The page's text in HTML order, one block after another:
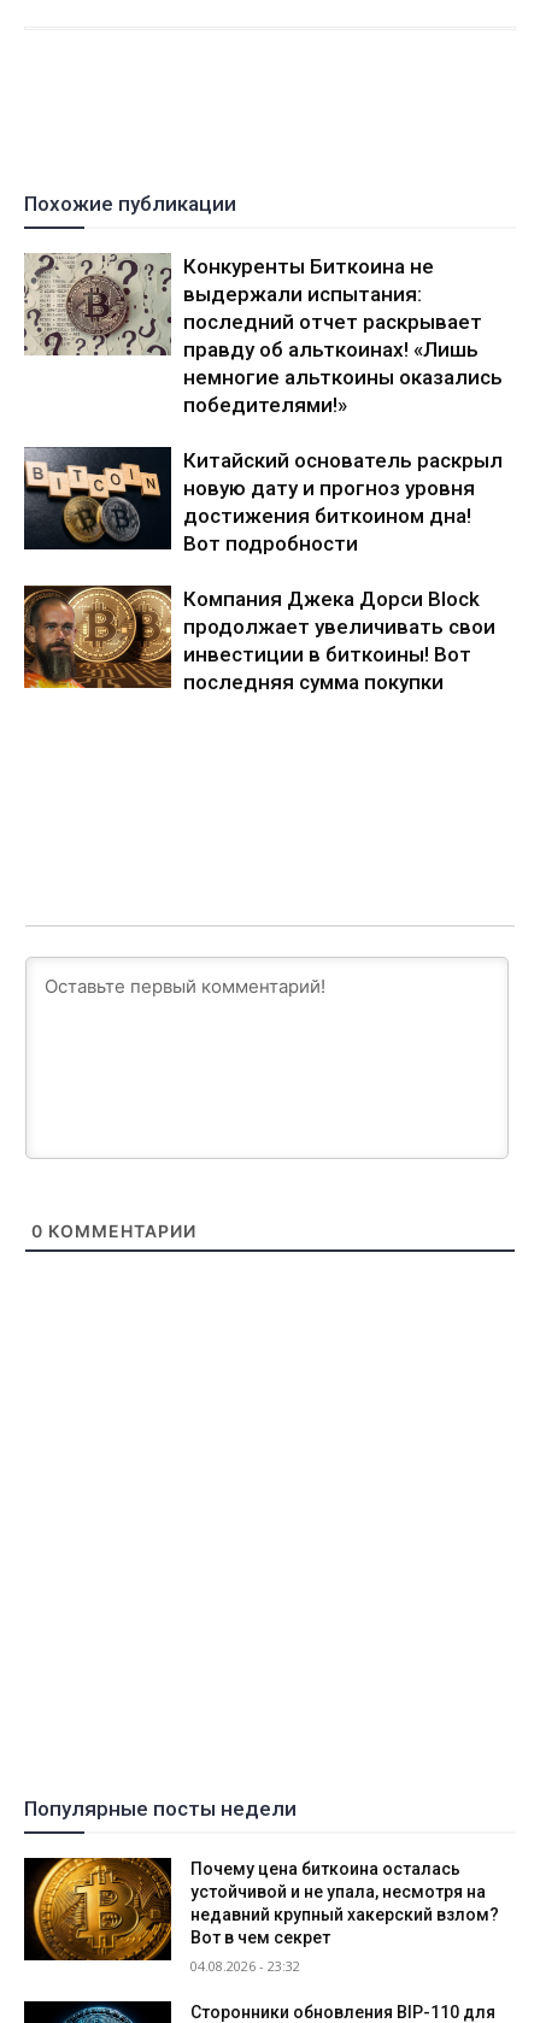
Похожие публикации
Конкуренты Биткоина не
выдержали испытания:
последний отчет раскрывает
правду об альткоинах! «Лишь
немногие альткоины оказались
победителями!»
Китайский основатель раскрыл
новую дату и прогноз уровня
достижения биткоином дна!
Вот подробности
Компания Джека Дорси Block
продолжает увеличивать свои
инвестиции в биткоины! Вот
последняя сумма покупки
0 КОММЕНТАРИИ
Популярные посты недели
Почему цена биткоина осталась
устойчивой и не упала, несмотря на
недавний крупный хакерский взлом?
Вот в чем секрет
04.08.2026 - 23:32
Сторонники обновления BIP-110 для